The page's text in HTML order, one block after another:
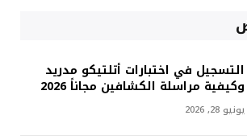
التسجيل في اختبارات أتلتيكو مدريد
وكيفية مراسلة الكشافين مجاناً 2026
يونيو 28, 2026